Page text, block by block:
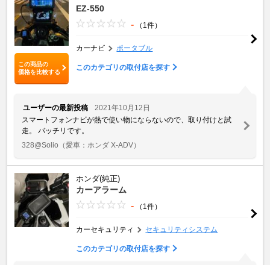
この商品の
価格を比較する
EZ-550
- （1件）
カーナビ ポータブル
このカテゴリの取付店を探す
ユーザーの最新投稿
2021年10月12日
スマートフォンナビが熱で使い物にならないので、取り付けと試
走。 バッチリです。
328@Solio （愛車：ホンダ X-ADV）
ホンダ(純正)
カーアラーム
- （1件）
カーセキュリティ セキュリティシステム
このカテゴリの取付店を探す